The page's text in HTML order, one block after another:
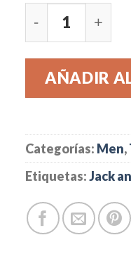
Bjorn Tee SS
AÑADIR
Categorías: Men,
Etiquetas:Jack